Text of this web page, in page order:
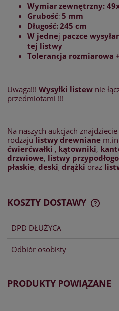
Wymiar zewnętrzny:
Grubość: 5 mm
Długość: 245 cm
W jednej paczce
tej listwy
Tolerancja rozmiarowa
Uwaga!!! Wysyłki listew nie
przedmiotami !!!
Na naszych aukcjach
rodzaju listwy drewniane
ćwierćwałki , kątowniki,
drzwiowe, listwy
płaskie, deski, drążki oraz
KOSZTY DOSTAWY
DPD DŁUŻYCA
Odbiór osobisty
PRODUKTY POWIĄZANE